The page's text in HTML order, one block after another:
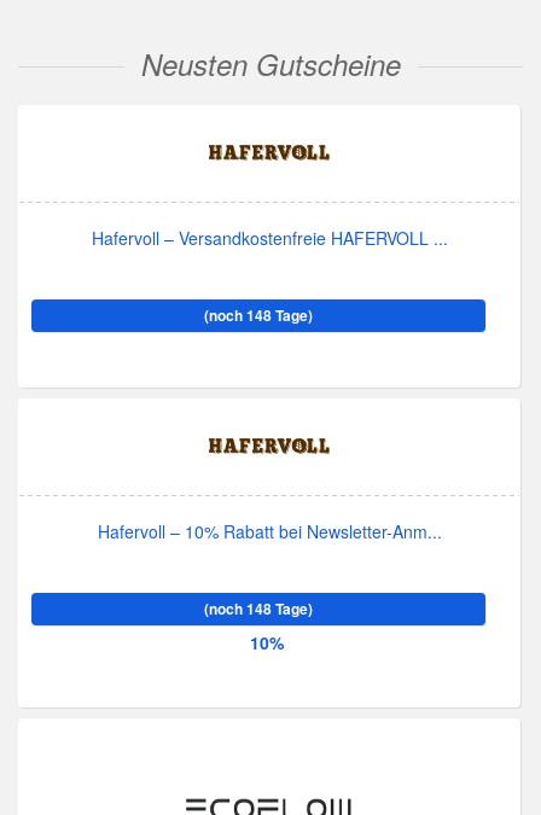
Neusten Gutscheine
Hafervoll – Versandkostenfreie HAFERVOLL ...
(noch 148 Tage)
Hafervoll – 10% Rabatt bei Newsletter-Anm...
(noch 148 Tage)
10%